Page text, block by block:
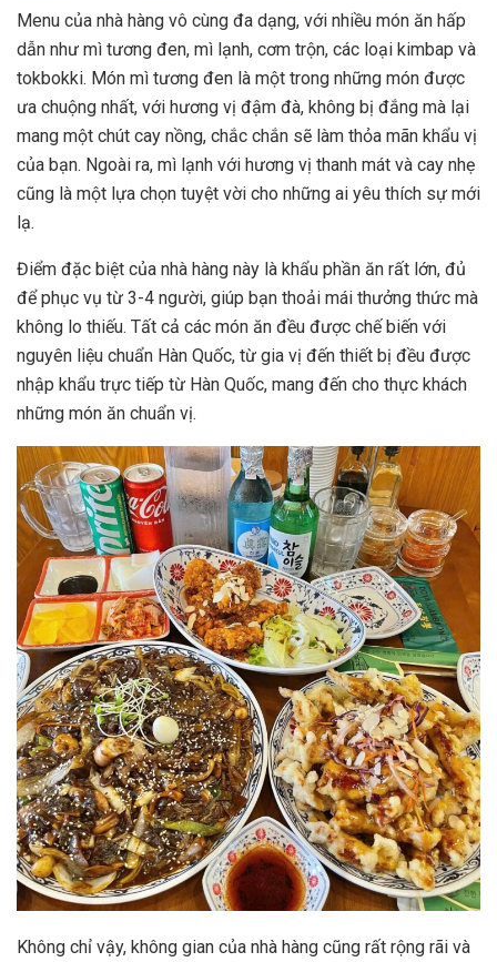
Menu của nhà hàng vô cùng đa dạng, với nhiều món ăn hấp
dẫn như mì tương đen, mì lạnh, cơm trộn, các loại kimbap và
tokbokki. Món mì tương đen là một trong những món được
ưa chuộng nhất, với hương vị đậm đà, không bị đắng mà lại
mang một chút cay nồng, chắc chắn sẽ làm thỏa mãn khẩu vị
của bạn. Ngoài ra, mì lạnh với hương vị thanh mát và cay nhẹ
cũng là một lựa chọn tuyệt vời cho những ai yêu thích sự mới
lạ.
Điểm đặc biệt của nhà hàng này là khẩu phần ăn rất lớn, đủ
để phục vụ từ 3-4 người, giúp bạn thoải mái thưởng thức mà
không lo thiếu. Tất cả các món ăn đều được chế biến với
nguyên liệu chuẩn Hàn Quốc, từ gia vị đến thiết bị đều được
nhập khẩu trực tiếp từ Hàn Quốc, mang đến cho thực khách
những món ăn chuẩn vị.
Không chỉ vậy, không gian của nhà hàng cũng rất rộng rãi và